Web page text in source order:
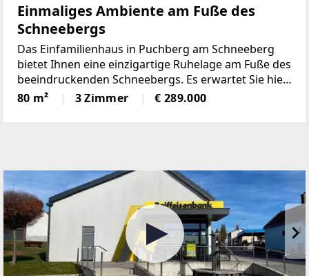
Einmaliges Ambiente am Fuße des
Schneebergs
Das Einfamilienhaus in Puchberg am Schneeberg
bietet Ihnen eine einzigartige Ruhelage am Fuße des
beeindruckenden Schneebergs. Es erwartet Sie hier
ein Zuhause, das Qualität und Gemütlichkeit perfekt
verbindet. Ideal als Rückzugsort oder dauerhafter
80 m² 3 Zimmer € 289.000